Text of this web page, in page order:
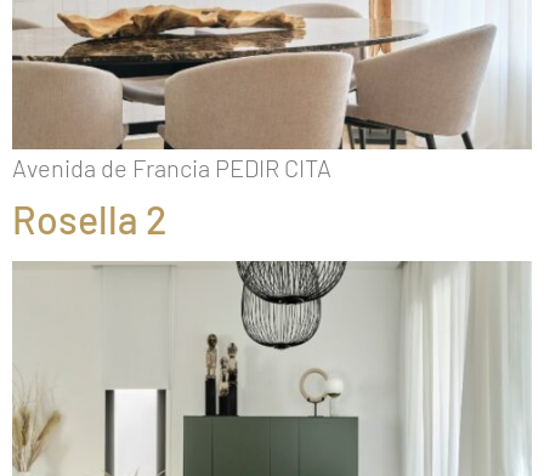
Avenida de Francia PEDIR CITA
Rosella 2